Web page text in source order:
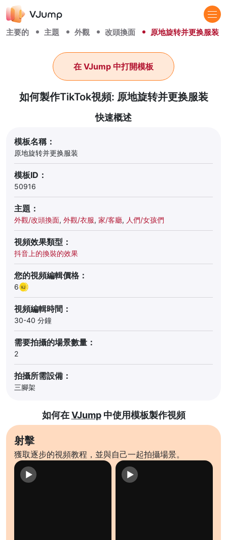
主要的 主題 外觀 改頭換面 原地旋转并更换服装
如何製作TikTok視頻: 原地旋转并更换服装
在 VJump 中打開模板
快速概述
模板名稱：
原地旋转并更换服装
模板ID：
50916
主題：
外觀/改頭換面, 外觀/衣服, 家/客廳, 人們/女孩們
視頻效果類型：
抖音上的換裝的效果
您的視頻編輯價格：
6
視頻編輯時間：
30-40 分鐘
需要拍攝的場景數量：
2
拍攝所需設備：
三腳架
如何在VJump中使用模板製作視頻
射擊
獲取逐步的視頻教程，並與自己一起拍攝場景。